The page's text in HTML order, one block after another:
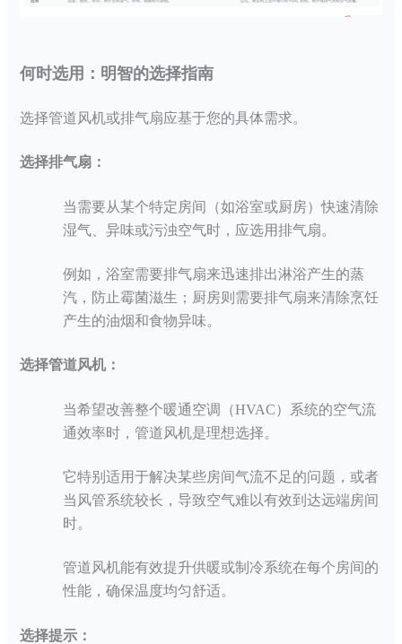
何时选用：明智的选择指南
选择管道风机或排气扇应基于您的具体需求。
选择排气扇：
当需要从某个特定房间（如浴室或厨房）快速清除
湿气、异味或污浊空气时，应选用排气扇。
例如，浴室需要排气扇来迅速排出淋浴产生的蒸
汽，防止霉菌滋生；厨房则需要排气扇来清除烹饪
产生的油烟和食物异味。
选择管道风机：
当希望改善整个暖通空调（HVAC）系统的空气流
通效率时，管道风机是理想选择。
它特别适用于解决某些房间气流不足的问题，或者
当风管系统较长，导致空气难以有效到达远端房间
时。
管道风机能有效提升供暖或制冷系统在每个房间的
性能，确保温度均匀舒适。
选择提示：